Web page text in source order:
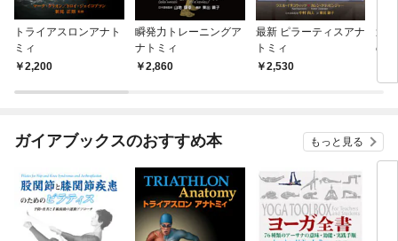
トライアスロンアナト
ミィ
2,200
瞬発力トレーニングア
ナトミィ
2,860
最新 ピラーティスアナ
トミィ
2,530
逆
の
ガイアブックスのおすすめ本 もっと見る